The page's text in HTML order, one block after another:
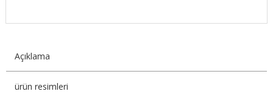
Açıklama
ürün resimleri